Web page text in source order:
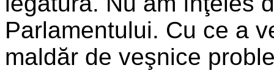
Parlamentului. Cu ce a
maldăr de veşnice